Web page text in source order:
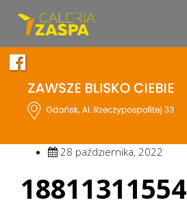
28 października, 2022